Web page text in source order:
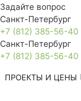
Задайте вопрос
Санкт-Петербург
+7 (812) 385-56-40
Санкт-Петербург
+7 (812) 385-56-40
ПРОЕКТЫ И ЦЕНЫ